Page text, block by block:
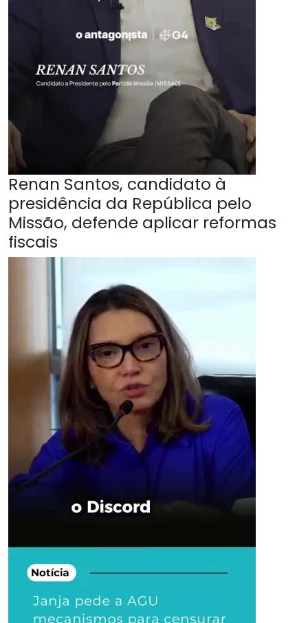
Renan Santos, candidato à
presidência da República pelo
Missão, defende aplicar reformas
fiscais